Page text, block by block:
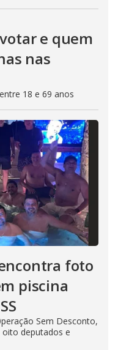
e quem
nas
18 e 69 anos
foto
piscina
Sem Desconto,
deputados e